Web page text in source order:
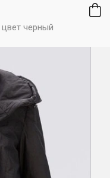
цвет черный